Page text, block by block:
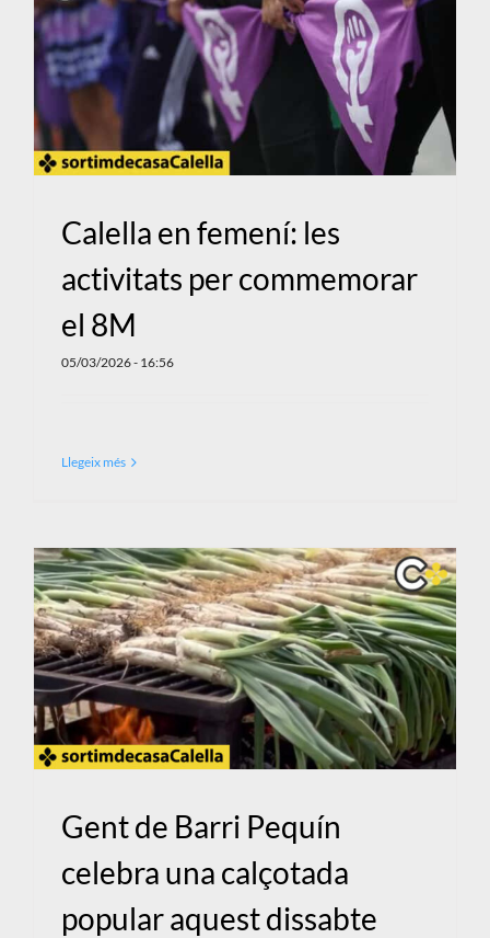
Calella en femení: les
activitats per commemorar
el 8M
05/03/2026 - 16:56
Llegeix més
Gent de Barri Pequín
celebra una calçotada
popular aquest dissabte